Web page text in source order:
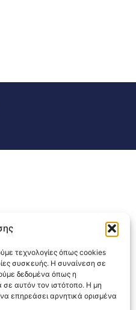
τεχνολογίες όπως cookies
συσκευής. Η συναίνεση σε
δεδομένα όπως η
αυτόν τον ιστότοπο. Η μη
επηρεάσει αρνητικά ορισμένα